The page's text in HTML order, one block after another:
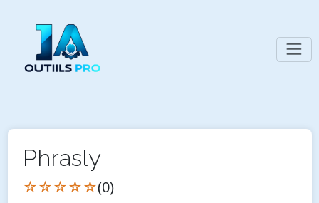
Phrasly
☆☆☆☆☆(0)